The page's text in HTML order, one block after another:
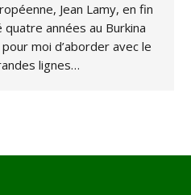
Jean Lamy, en fin
années au Burkina
pour moi d’aborder avec le
lignes…